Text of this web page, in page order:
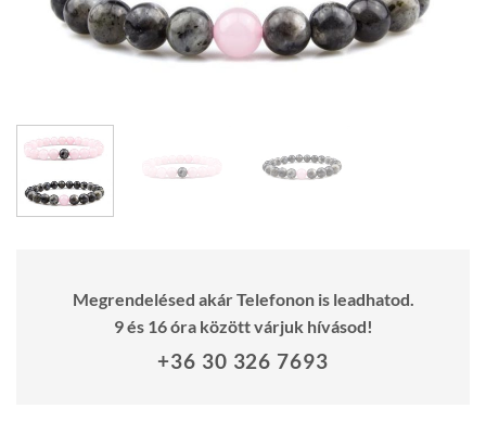
Megrendelésed akár Telefonon is leadhatod.
9 és 16 óra között várjuk hívásod!
+36 30 326 7693